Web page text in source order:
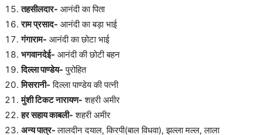
तहसीलदार- आनंदी का पिता
राम प्रसाद- आनंदी का बड़ा भाई
गंगाराम- आनंदी का छोटा भाई
भगवानदेई- आनंदी की छोटी बहन
दिल्ला पाण्डेय- पुरोहित
मिसरानी- दिल्ला पाण्डेय की पत्नी
मुंशी टिकट नारायण- शहरी अमीर
हर सहाय काबली- शहरी अमीर
अन्य पात्र-लालदीन दयाल, किरपी(बाल विधवा), झल्ला मल्ल, लाला